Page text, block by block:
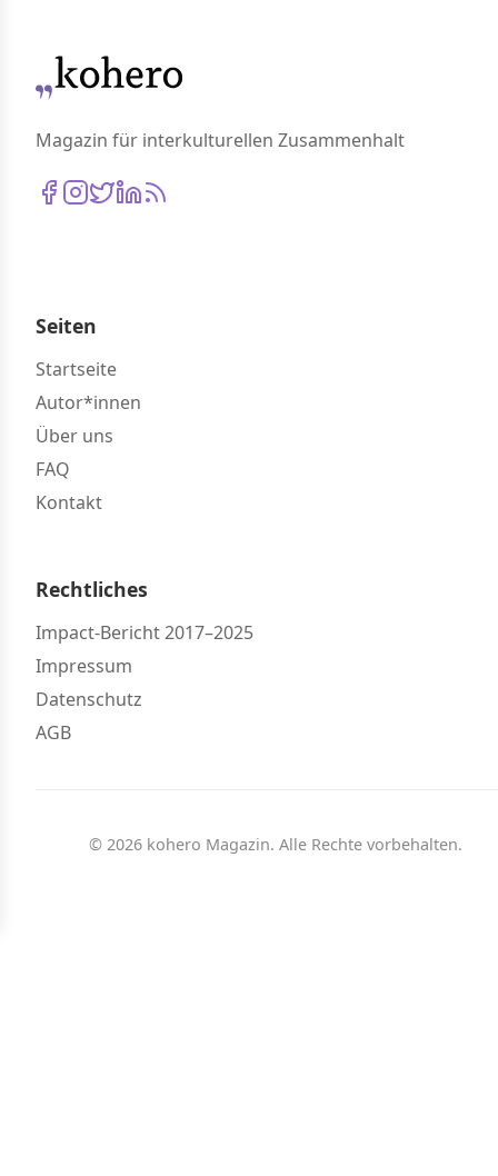
Magazin für interkulturellen Zusammenhalt
Seiten
Startseite
Autor*innen
Über uns
FAQ
Kontakt
Rechtliches
Impact-Bericht 2017–2025
Impressum
Datenschutz
AGB
© 2026 kohero Magazin. Alle Rechte vorbehalten.